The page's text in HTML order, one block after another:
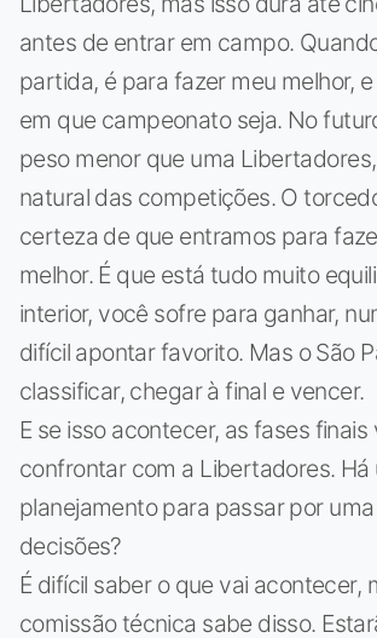
antes de entrar em campo.
partida, é para fazer meu melhor,
em que campeonato seja. No
peso menor que uma
natural das competições. O
certeza de que entramos para
melhor. É que está tudo muito
interior, você sofre para ganhar,
difícil apontar favorito. Mas o São
classificar, chegar à final e vencer.
E se isso acontecer, as fases finais
confrontar com a Libertadores. Há
planejamento para passar por
decisões?
É difícil saber o que vai acontecer,
comissão técnica sabe disso.